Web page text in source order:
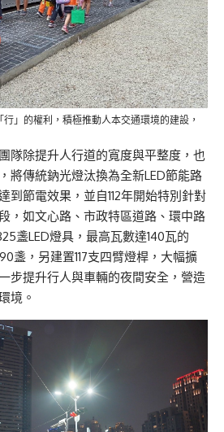
」的權利，積極推動人本交通環境的建設，
隊除提升人行道的寬度與平整度，也
將傳統鈉光燈汰換為全新LED節能路
到節電效果，並自112年開始特別針對
，如文心路、市政特區道路、環中路
盞LED燈具，最高瓦數達140瓦的
盞，另建置117支四臂燈桿，大幅擴
步提升行人與車輛的夜間安全，營造
境。